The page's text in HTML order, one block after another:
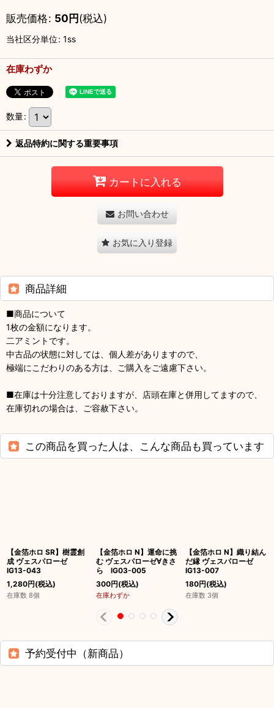
販売価格: 50円(税込)
当社区分単位: 1ss
在庫わずか
数量:
返品特約に関する重要事項
カートに入れる
お問い合わせ
お気に入り登録
商品詳細
■商品について
1枚の金額になります。
二アミントです。
中古品の状態に対しては、個人差がありますので、
極端にこだわりのある方は、ご購入をご遠慮下さい。
■在庫は十分注意しておりますが、店頭在庫と併用してますので、
在庫切れの場合は、ご容赦下さい。
この商品を買った人は、こんな商品も買っています
【金箔ホロ SR】樹霊創
成 ヴェスパローゼ
IG13-043
1,280円(税込)
在庫数 8個
【金箔ホロ N】運命に挑
む ヴェスパローゼ∀きさ
ら IG03-005
300円(税込)
在庫わずか
【金箔ホロ N】織り結ん
だ縁 ヴェスパローゼ
IG13-007
180円(税込)
在庫数 3個
予約受付中（新商品）